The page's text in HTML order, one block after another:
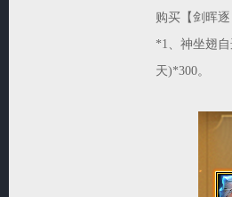
购买【剑晖
*1、神坐翅
天)*300。